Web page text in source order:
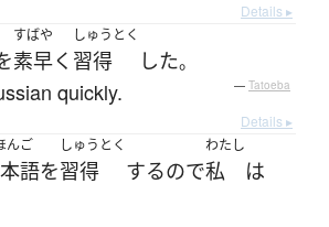
Details ▸
すばや
素早く
しゅうとく
習得 した。
quickly. — Tatoeba
Details ▸
んご
語を
しゅうとく
習得 するので
わたし
私 は